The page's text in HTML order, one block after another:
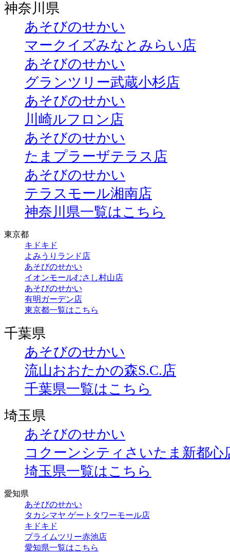
神奈川県
あそびのせかい
マークイズみなとみらい店
あそびのせかい
グランツリー武蔵小杉店
あそびのせかい
川崎ルフロン店
あそびのせかい
たまプラーザテラス店
あそびのせかい
テラスモール湘南店
神奈川県一覧はこちら
東京都
キドキド
よみうりランド店
あそびのせかい
イオンモールむさし村山店
あそびのせかい
有明ガーデン店
東京都一覧はこちら
千葉県
あそびのせかい
流山おおたかの森S.C.店
千葉県一覧はこちら
埼玉県
あそびのせかい
コクーンシティさいたま新都心
埼玉県一覧はこちら
愛知県
あそびのせかい
タカシマヤ ゲートタワーモール店
キドキド
プライムツリー赤池店
愛知県一覧はこちら